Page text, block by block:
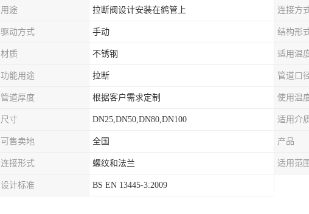
用途 拉断阀设计安装在鹤管上 连接方
驱动方式 手动 结构形
材质 不锈钢 适用温
功能用途 拉断 管道口
管道厚度 根据客户需求定制 使用温
尺寸 DN25,DN50,DN80,DN100 适用介
可售卖地 全国 产品
连接形式 螺纹和法兰 适用范围
设计标准 BS EN 13445-3:2009